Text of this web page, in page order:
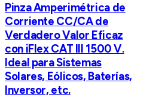
Pinza Amperimétrica de
Corriente CC/CA de
Verdadero Valor Eficaz
con iFlex CAT III 1500 V.
Ideal para Sistemas
Solares, Eólicos, Baterías,
Inversor, etc.